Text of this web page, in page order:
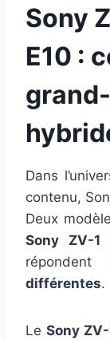
Sony
E10 :
Dans
contenu,
Deux
Sony ZV-1
différentes.
LeSony